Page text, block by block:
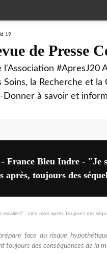
de Presse
l'Association #ApresJ20
Soins, la Recherche
à savoir et
France Bleu Indre - "Je
après, toujours des
face au risque
toujours des conséquences de la